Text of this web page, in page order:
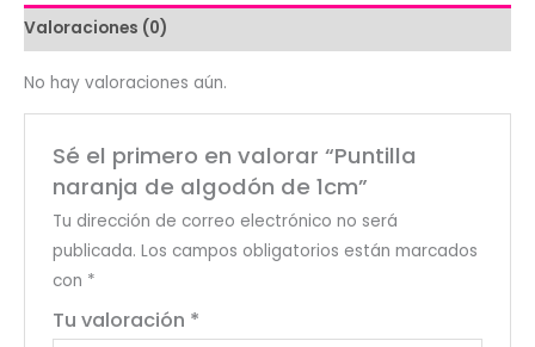
cantidad
Valoraciones (0)
No hay valoraciones aún.
Sé el primero en valorar “Puntilla
naranja de algodón de 1cm”
Tu dirección de correo electrónico no será
publicada. Los campos obligatorios están marcados
con *
Tu valoración *